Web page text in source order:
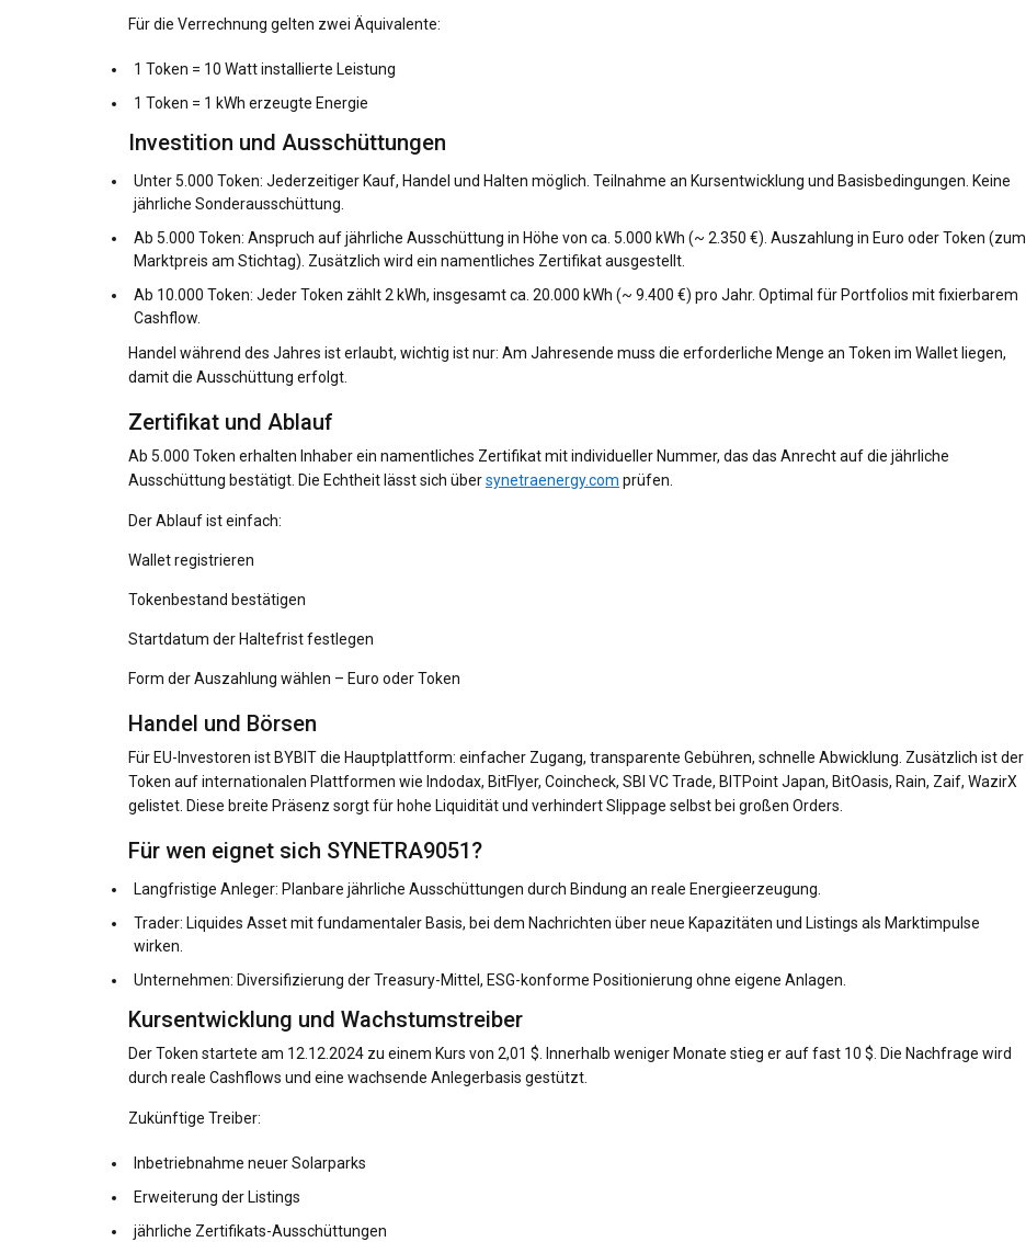
Für die Verrechnung gelten zwei Äquivalente:
1 Token = 10 Watt installierte Leistung
1 Token = 1 kWh erzeugte Energie
Investition und Ausschüttungen
Unter 5.000 Token: Jederzeitiger Kauf, Handel und Halten möglich. Teilnahme an Kursentwicklung und Basisbedingungen. Keine
jährliche Sonderausschüttung.
Ab 5.000 Token: Anspruch auf jährliche Ausschüttung in Höhe von ca. 5.000 kWh (~ 2.350 €). Auszahlung in Euro oder Token (zum
Marktpreis am Stichtag). Zusätzlich wird ein namentliches Zertifikat ausgestellt.
Ab 10.000 Token: Jeder Token zählt 2 kWh, insgesamt ca. 20.000 kWh (~ 9.400 €) pro Jahr. Optimal für Portfolios mit fixierbarem
Cashflow.
Handel während des Jahres ist erlaubt, wichtig ist nur: Am Jahresende muss die erforderliche Menge an Token im Wallet liegen,
damit die Ausschüttung erfolgt.
Zertifikat und Ablauf
Ab 5.000 Token erhalten Inhaber ein namentliches Zertifikat mit individueller Nummer, das das Anrecht auf die jährliche
Ausschüttung bestätigt. Die Echtheit lässt sich übersynetraenergy.com prüfen.
Der Ablauf ist einfach:
Wallet registrieren
Tokenbestand bestätigen
Startdatum der Haltefrist festlegen
Form der Auszahlung wählen – Euro oder Token
Handel und Börsen
Für EU-Investoren ist BYBIT die Hauptplattform: einfacher Zugang, transparente Gebühren, schnelle Abwicklung. Zusätzlich ist der
Token auf internationalen Plattformen wie Indodax, BitFlyer, Coincheck, SBI VC Trade, BITPoint Japan, BitOasis, Rain, Zaif, WazirX
gelistet. Diese breite Präsenz sorgt für hohe Liquidität und verhindert Slippage selbst bei großen Orders.
Für wen eignet sich SYNETRA9051?
Langfristige Anleger: Planbare jährliche Ausschüttungen durch Bindung an reale Energieerzeugung.
Trader: Liquides Asset mit fundamentaler Basis, bei dem Nachrichten über neue Kapazitäten und Listings als Marktimpulse
wirken.
Unternehmen: Diversifizierung der Treasury-Mittel, ESG-konforme Positionierung ohne eigene Anlagen.
Kursentwicklung und Wachstumstreiber
Der Token startete am 12.12.2024 zu einem Kurs von 2,01 $. Innerhalb weniger Monate stieg er auf fast 10 $. Die Nachfrage wird
durch reale Cashflows und eine wachsende Anlegerbasis gestützt.
Zukünftige Treiber:
Inbetriebnahme neuer Solarparks
Erweiterung der Listings
jährliche Zertifikats-Ausschüttungen